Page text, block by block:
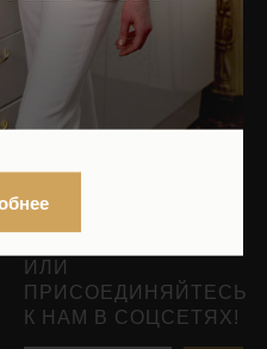
БУДЬТЕ В КУРСЕ ОБ
ИЛИ
ПРИСОЕДИНЯЙТЕСЬ
К НАМ В СОЦСЕТЯХ!